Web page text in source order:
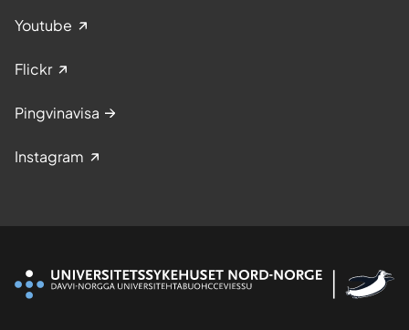
Youtube
Flickr
Pingvinavisa
Instagram